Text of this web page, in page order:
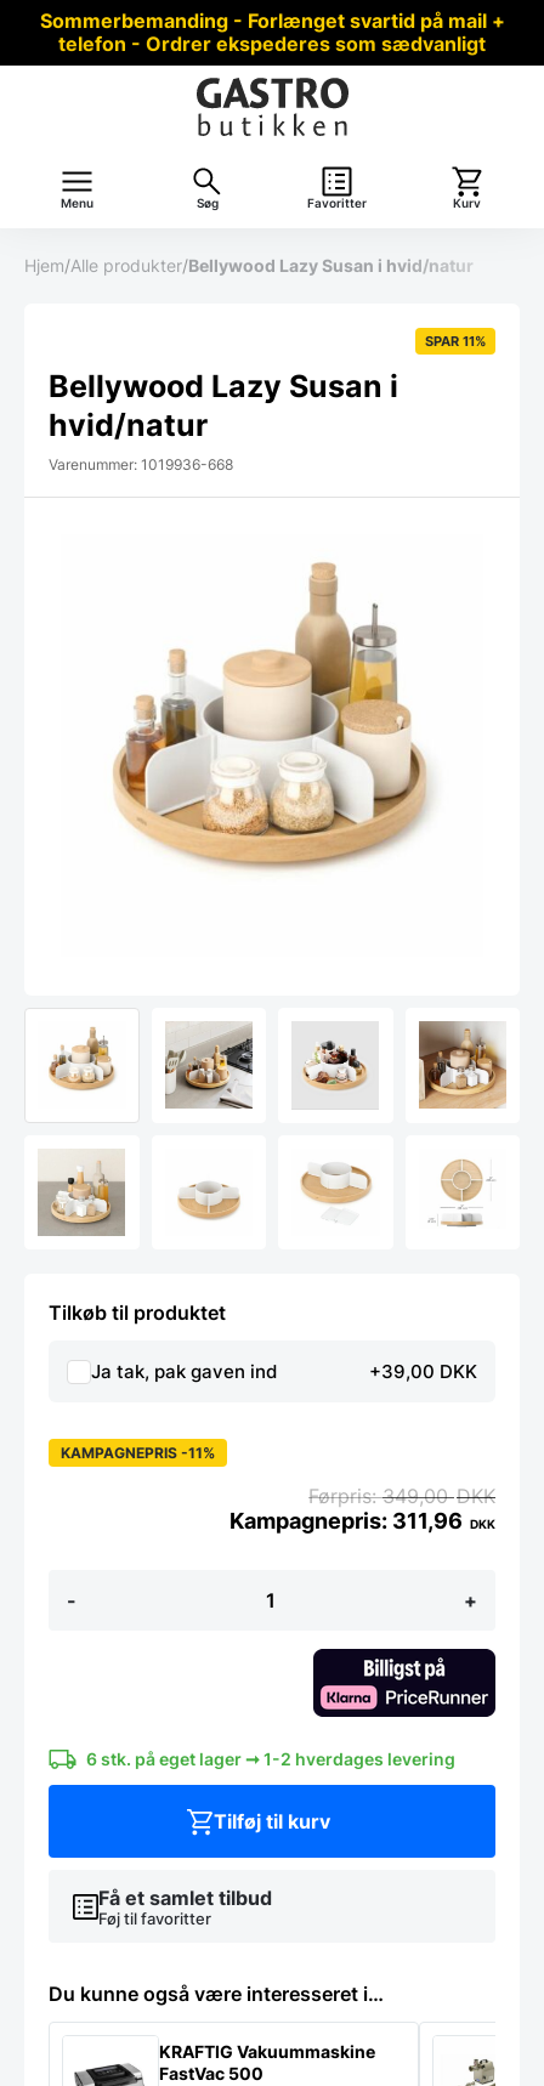
Sommerbemanding - Forlænget svartid på mail +
telefon - Ordrer ekspederes som sædvanligt
Menu Søg Favoritter Kurv
Hjem/Alle produkter/Bellywood Lazy Susan i hvid/natur
SPAR 11%
Bellywood Lazy Susan i
hvid/natur
Varenummer: 1019936-668
Tilkøb til produktet
Ja tak, pak gaven ind +39,00 DKK
-
Lazy
+
KAMPAGNEPRIS -11%
349,00DKK
311,96 DKK
6 stk. på eget lager ➞ 1-2 hverdages levering
Få et samlet tilbud
Føj til favoritter
Tilføj til kurv
Du kunne også være interesseret i…
KRAFTIG Vakuummaskine
FastVac 500